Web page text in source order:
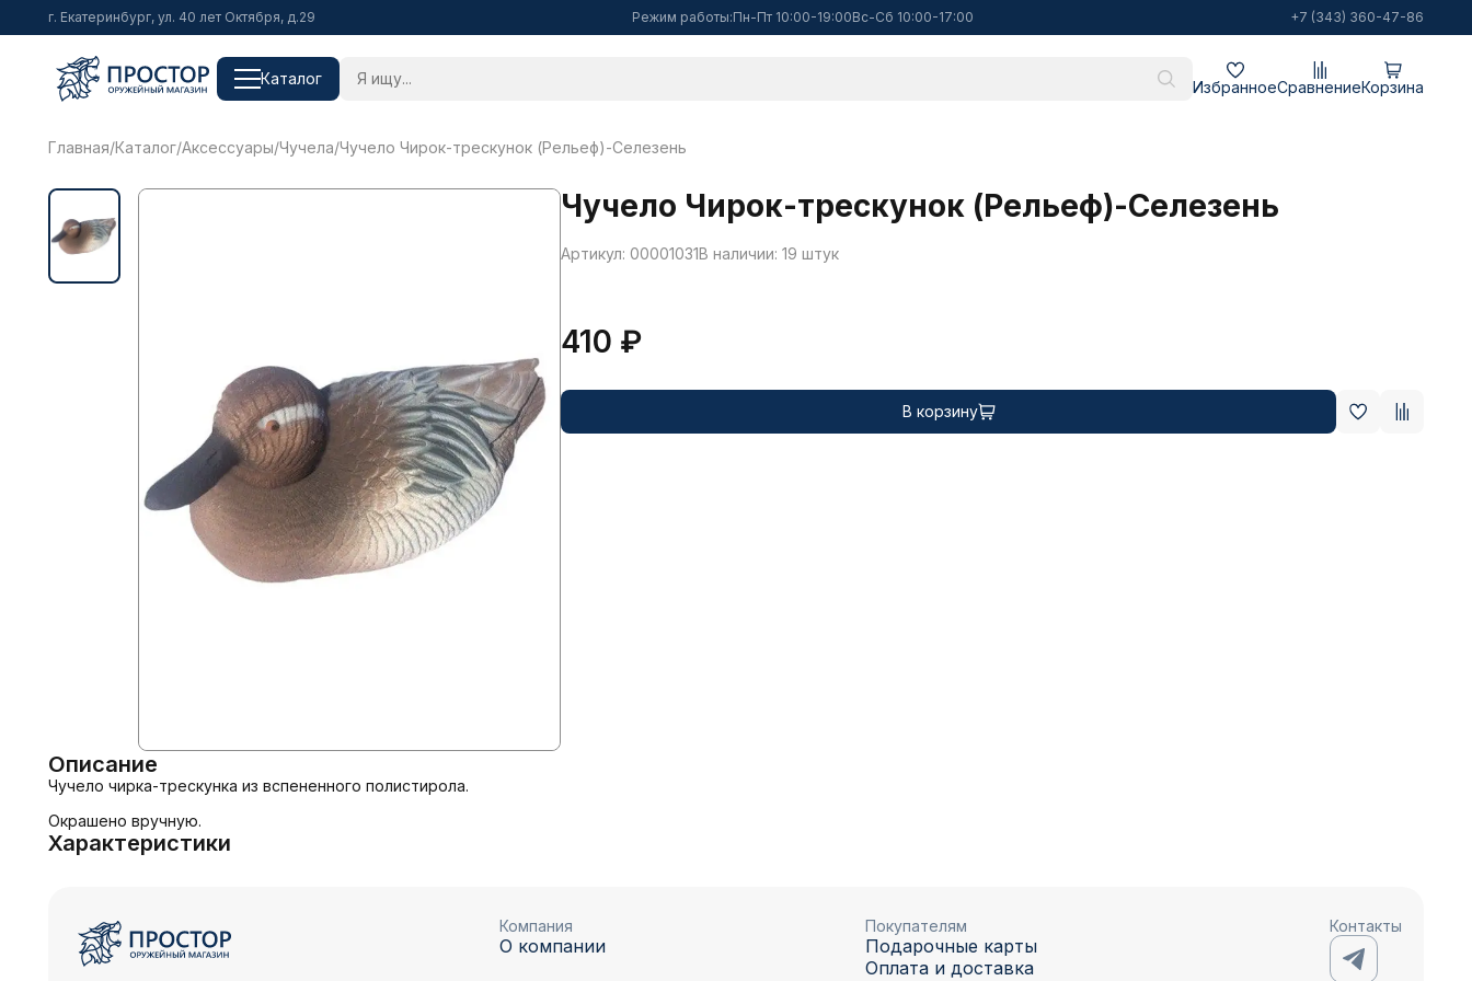
г. Екатеринбург, ул. 40 лет Октября, д.29 Режим работы:Пн-Пт 10:00-19:00Вс-Сб 10:00-17:00 +7 (343) 360-47-86
Каталог ИзбранноеСравнениеКорзина
Главная/Каталог/Аксессуары/Чучела/Чучело Чирок-трескунок (Рельеф)-Селезень
Чучело Чирок-трескунок (Рельеф)-Селезень
Артикул: 00001031В наличии: 19 штук
410 ₽
В корзину
Описание
Чучело чирка-трескунка из вспененного полистирола.
Окрашено вручную.
Характеристики
Компания
О компании
Покупателям
Подарочные карты
Оплата и доставка
Контакты